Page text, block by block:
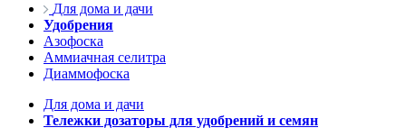
Для дома и дачи
Удобрения
Азофоска
Аммиачная селитра
Диаммофоска
Для дома и дачи
Тележки дозаторы для удобрений и семян